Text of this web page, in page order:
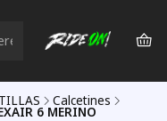
Calcetines
6 MERINO